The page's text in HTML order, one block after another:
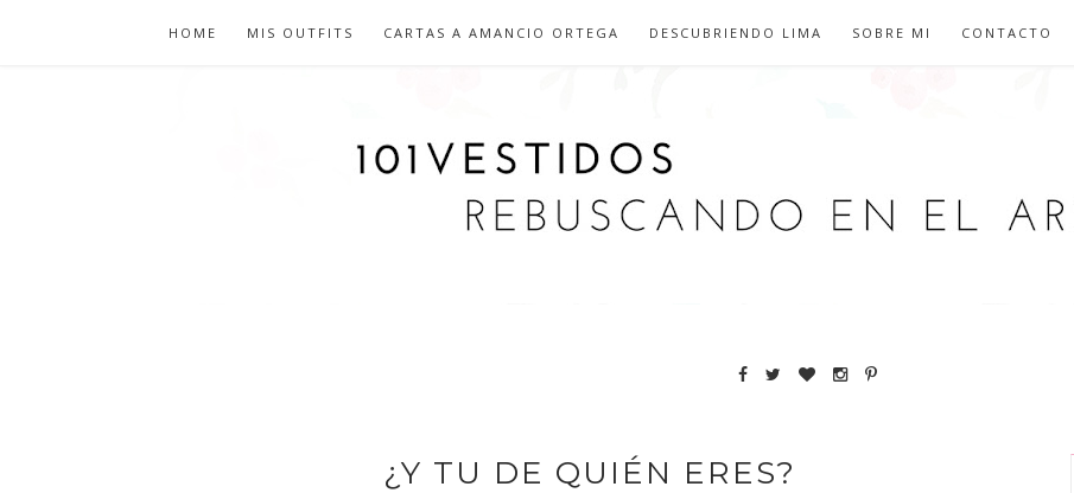
HOME MIS OUTFITS CARTAS A AMANCIO ORTEGA DESCUBRIENDO LIMA SOBRE MI CONTACTO
¿Y TU DE QUIÉN ERES?